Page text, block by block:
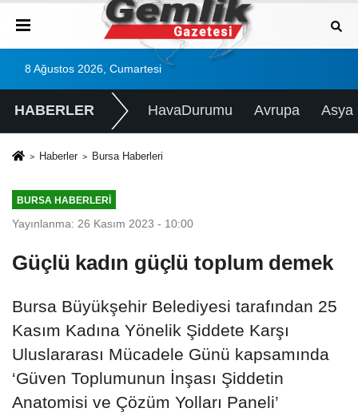
8 Ağustos 2026, Cumartesi
HABERLER HavaDurumu Avrupa Asya
Haberler Bursa Haberleri
BURSA HABERLERI
Yayınlanma: 26 Kasım 2023 - 10:00
Güçlü kadın güçlü toplum demek
Bursa Büyükşehir Belediyesi tarafından 25
Kasım Kadına Yönelik Şiddete Karşı
Uluslararası Mücadele Günü kapsamında
‘Güven Toplumunun İnşası Şiddetin
Anatomisi ve Çözüm Yolları Paneli’